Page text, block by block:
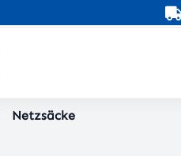
Netzsäcke